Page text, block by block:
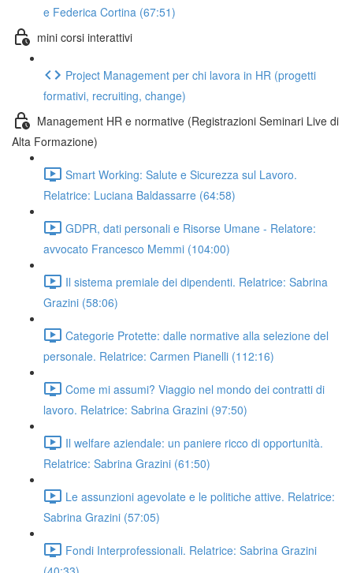
e Federica Cortina (67:51)
mini corsi interattivi
Project Management per chi lavora in HR (progetti
formativi, recruiting, change)
Management HR e normative (Registrazioni Seminari Live di
Alta Formazione)
Smart Working: Salute e Sicurezza sul Lavoro.
Relatrice: Luciana Baldassarre (64:58)
GDPR, dati personali e Risorse Umane - Relatore:
avvocato Francesco Memmi (104:00)
Il sistema premiale dei dipendenti. Relatrice: Sabrina
Grazini (58:06)
Categorie Protette: dalle normative alla selezione del
personale. Relatrice: Carmen Pianelli (112:16)
Come mi assumi? Viaggio nel mondo dei contratti di
lavoro. Relatrice: Sabrina Grazini (97:50)
Il welfare aziendale: un paniere ricco di opportunità.
Relatrice: Sabrina Grazini (61:50)
Le assunzioni agevolate e le politiche attive. Relatrice:
Sabrina Grazini (57:05)
Fondi Interprofessionali. Relatrice: Sabrina Grazini